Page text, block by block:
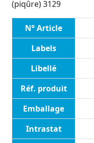
(piqûre) 3129
N° Article
Labels
Libellé
Réf. produit
Emballage
Intrastat